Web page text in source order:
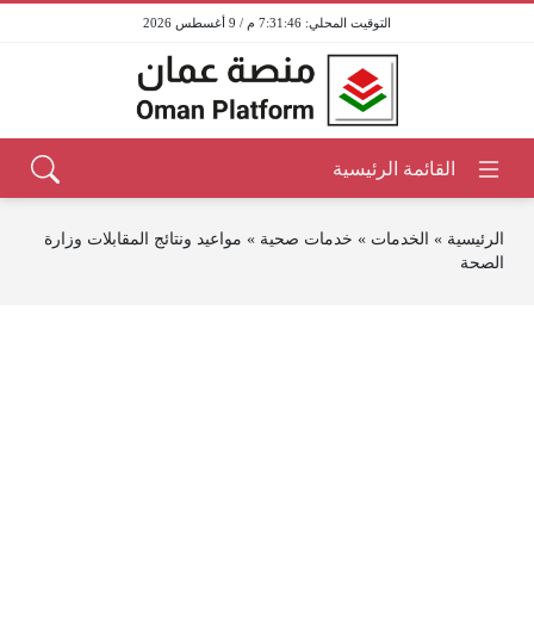
7:31:46 م / 9 أغسطس 2026
الرئيسية » الخدمات » خدمات صحية » مواعيد ونتائج المقابلات وزارة
الصحة